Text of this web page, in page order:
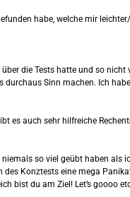
habe, welche mir
die Tests hatte und so nicht
Sinn machen. Ich
es auch sehr hilfreiche
so viel geübt haben als
Konztests eine mega
bist du am Ziel! Let’s goooo